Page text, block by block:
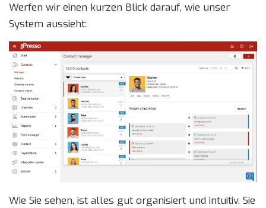
Werfen wir einen kurzen Blick darauf, wie unser
System aussieht:
Wie Sie sehen, ist alles gut organisiert und intuitiv. Sie